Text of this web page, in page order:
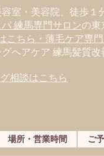
室・美容院、徒歩１
練馬専門サロンの東
こちら・薄毛ケア専
ヘアケア 練馬髪質改
相談はこちら
場所・営業時間 ご